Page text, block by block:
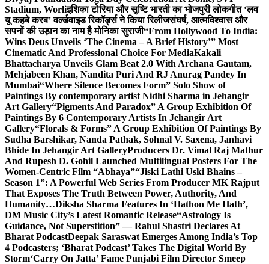
Stadium, Worliइशिका टोरिया और सृष्टि भारती का भोजपुरी लोकगीत ‘लव
यू कहबे करब’ वर्ल्डवाइड रिकॉर्ड्स ने किया रिलीजसंघर्ष, आत्मविश्वास और
सपनों की उड़ान का नाम है मोनिका सुराजी“From Hollywood To India:
Wins Deus Unveils ‘The Cinema – A Brief History’” Most
Cinematic And Professional Choice For MediaKakali
Bhattacharya Unveils Glam Beat 2.0 With Archana Gautam,
Mehjabeen Khan, Nandita Puri And RJ Anurag Pandey In
Mumbai“Where Silence Becomes Form” Solo Show of
Paintings By contemporary artist Nidhi Sharma in Jehangir
Art Gallery“Pigments And Paradox” A Group Exhibition Of
Paintings By 6 Contemporary Artists In Jehangir Art
Gallery“Florals & Forms” A Group Exhibition Of Paintings By
Sudha Barshikar, Nanda Pathak, Sohnal V. Saxena, Janhavi
Bhide In Jehangir Art GalleryProducers Dr. Vimal Raj Mathur
And Rupesh D. Gohil Launched Multilingual Posters For The
Women-Centric Film “Abhaya”“Jiski Lathi Uski Bhains –
Season 1”: A Powerful Web Series From Producer MK Rajput
That Exposes The Truth Between Power, Authority, And
Humanity…Diksha Sharma Features In ‘Hathon Me Hath’,
DM Music City’s Latest Romantic Release“Astrology Is
Guidance, Not Superstition” — Rahul Shastri Declares At
Bharat PodcastDeepak Saraswat Emerges Among India’s Top
4 Podcasters; ‘Bharat Podcast’ Takes The Digital World By
Storm‘Carry On Jatta’ Fame Punjabi Film Director Smeep